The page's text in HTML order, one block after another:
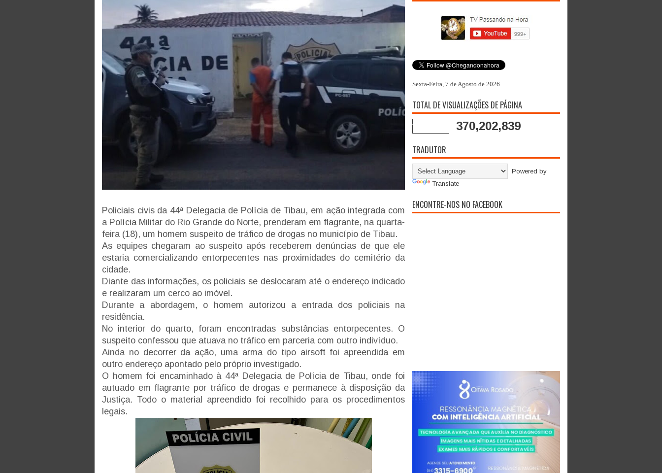
Policiais civis da 44ª Delegacia de Polícia de Tibau, em ação integrada com
a Polícia Militar do Rio Grande do Norte, prenderam em flagrante, na quarta-
feira (18), um homem suspeito de tráfico de drogas no município de Tibau.
As equipes chegaram ao suspeito após receberem denúncias de que ele
estaria comercializando entorpecentes nas proximidades do cemitério da
cidade.
Diante das informações, os policiais se deslocaram até o endereço indicado
e realizaram um cerco ao imóvel.
Durante a abordagem, o homem autorizou a entrada dos policiais na
residência.
No interior do quarto, foram encontradas substâncias entorpecentes. O
suspeito confessou que atuava no tráfico em parceria com outro indivíduo.
Ainda no decorrer da ação, uma arma do tipo airsoft foi apreendida em
outro endereço apontado pelo próprio investigado.
O homem foi encaminhado à 44ª Delegacia de Polícia de Tibau, onde foi
autuado em flagrante por tráfico de drogas e permanece à disposição da
Justiça. Todo o material apreendido foi recolhido para os procedimentos
legais.
Sexta-Feira, 7 de Agosto de 2026
TOTAL DE VISUALIZAÇÕES DE PÁGINA
370,202,839
TRADUTOR
Powered by
Translate
ENCONTRE-NOS NO FACEBOOK